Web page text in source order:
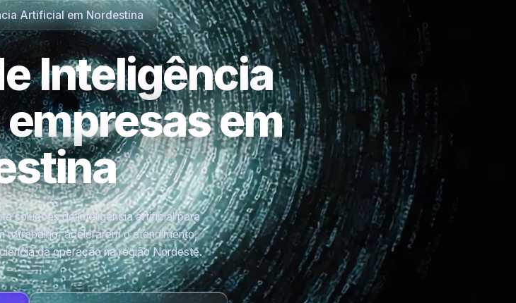
Artificial em Nordestina
Inteligência
em
soluções de inteligência artificial para
retrabalho, acelerarem o atendimento,
da operação na região Nordeste.